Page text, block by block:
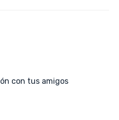
con tus amigos